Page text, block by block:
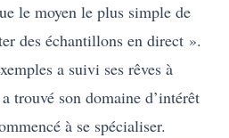
le moyen le plus simple de
des échantillons en direct ».
a suivi ses rêves à
trouvé son domaine d’intérêt
à se spécialiser.